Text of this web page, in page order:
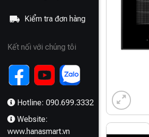
Kiểm tra đơn hàng
Kết nối với chúng tôi
Hotline: 090.699.3332
Website:
www.hanasmart.vn